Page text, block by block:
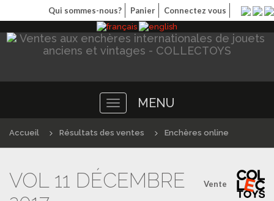
Qui sommes-nous? Panier Connectez vous
Toggle
navigation
MENU
Accueil Résultats des ventes Enchères online
Vente
VOL 11 DÉCEMBRE